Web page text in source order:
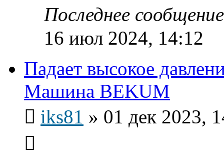
Последнее
16 июл 2024, 14:12
Падает высокое
Машина BEKUM
iks81 » 01 дек 2023,